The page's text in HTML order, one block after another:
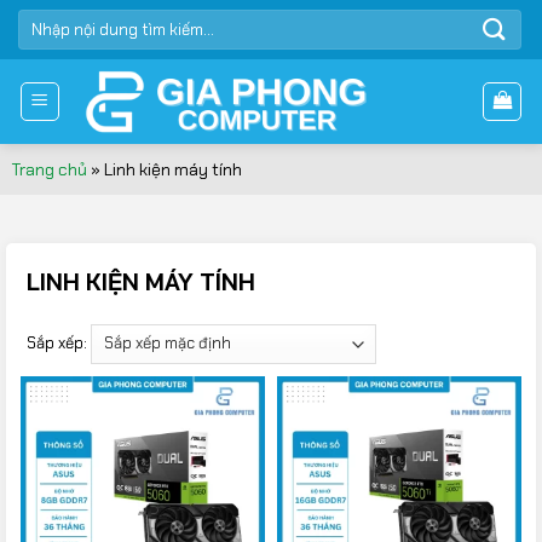
Bỏ
qua
dung
TÌM
KIẾM:
Trang chủ » Linh kiện máy tính
LINH KIỆN MÁY TÍNH
Sắp xếp: